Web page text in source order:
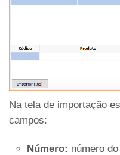
Na tela de importação
campos:
Número: número